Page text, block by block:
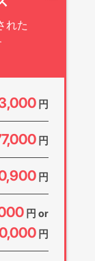
れた
円
円
円
円 or
円